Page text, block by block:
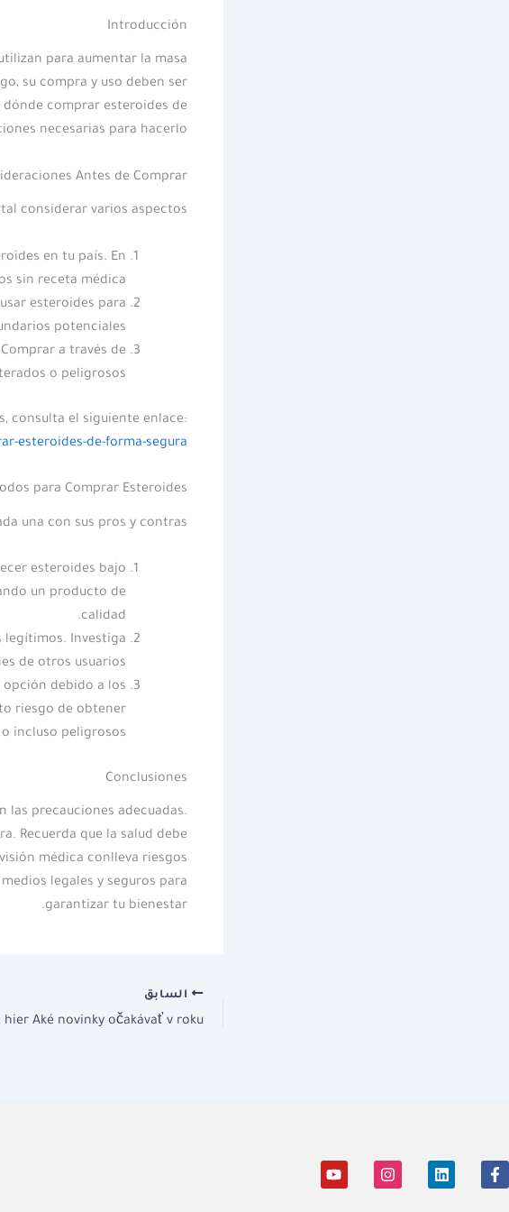
Introducción
para aumentar la masa
su compra y uso deben ser
comprar esteroides de
necesarias para hacerlo.
Antes de Comprar
considerar varios aspectos:
en tu país. En
sin receta médica.
esteroides para
potenciales.
a través de
o peligrosos.
consulta el siguiente enlace:
esteroides-de-forma-segura/
para Comprar Esteroides
una con sus pros y contras:
esteroides bajo
un producto de
calidad.
legítimos. Investiga
de otros usuarios.
opción debido a los
riesgo de obtener
incluso peligrosos.
Conclusiones
las precauciones adecuadas.
Recuerda que la salud debe
médica conlleva riesgos
legales y seguros para
garantizar tu bienestar.
السابق
F
a
L
i
I
n
Y
o